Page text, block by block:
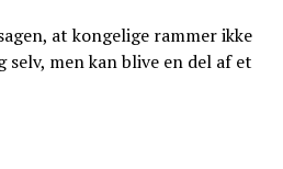
at kongelige rammer ikke
selv, men kan blive en del af et